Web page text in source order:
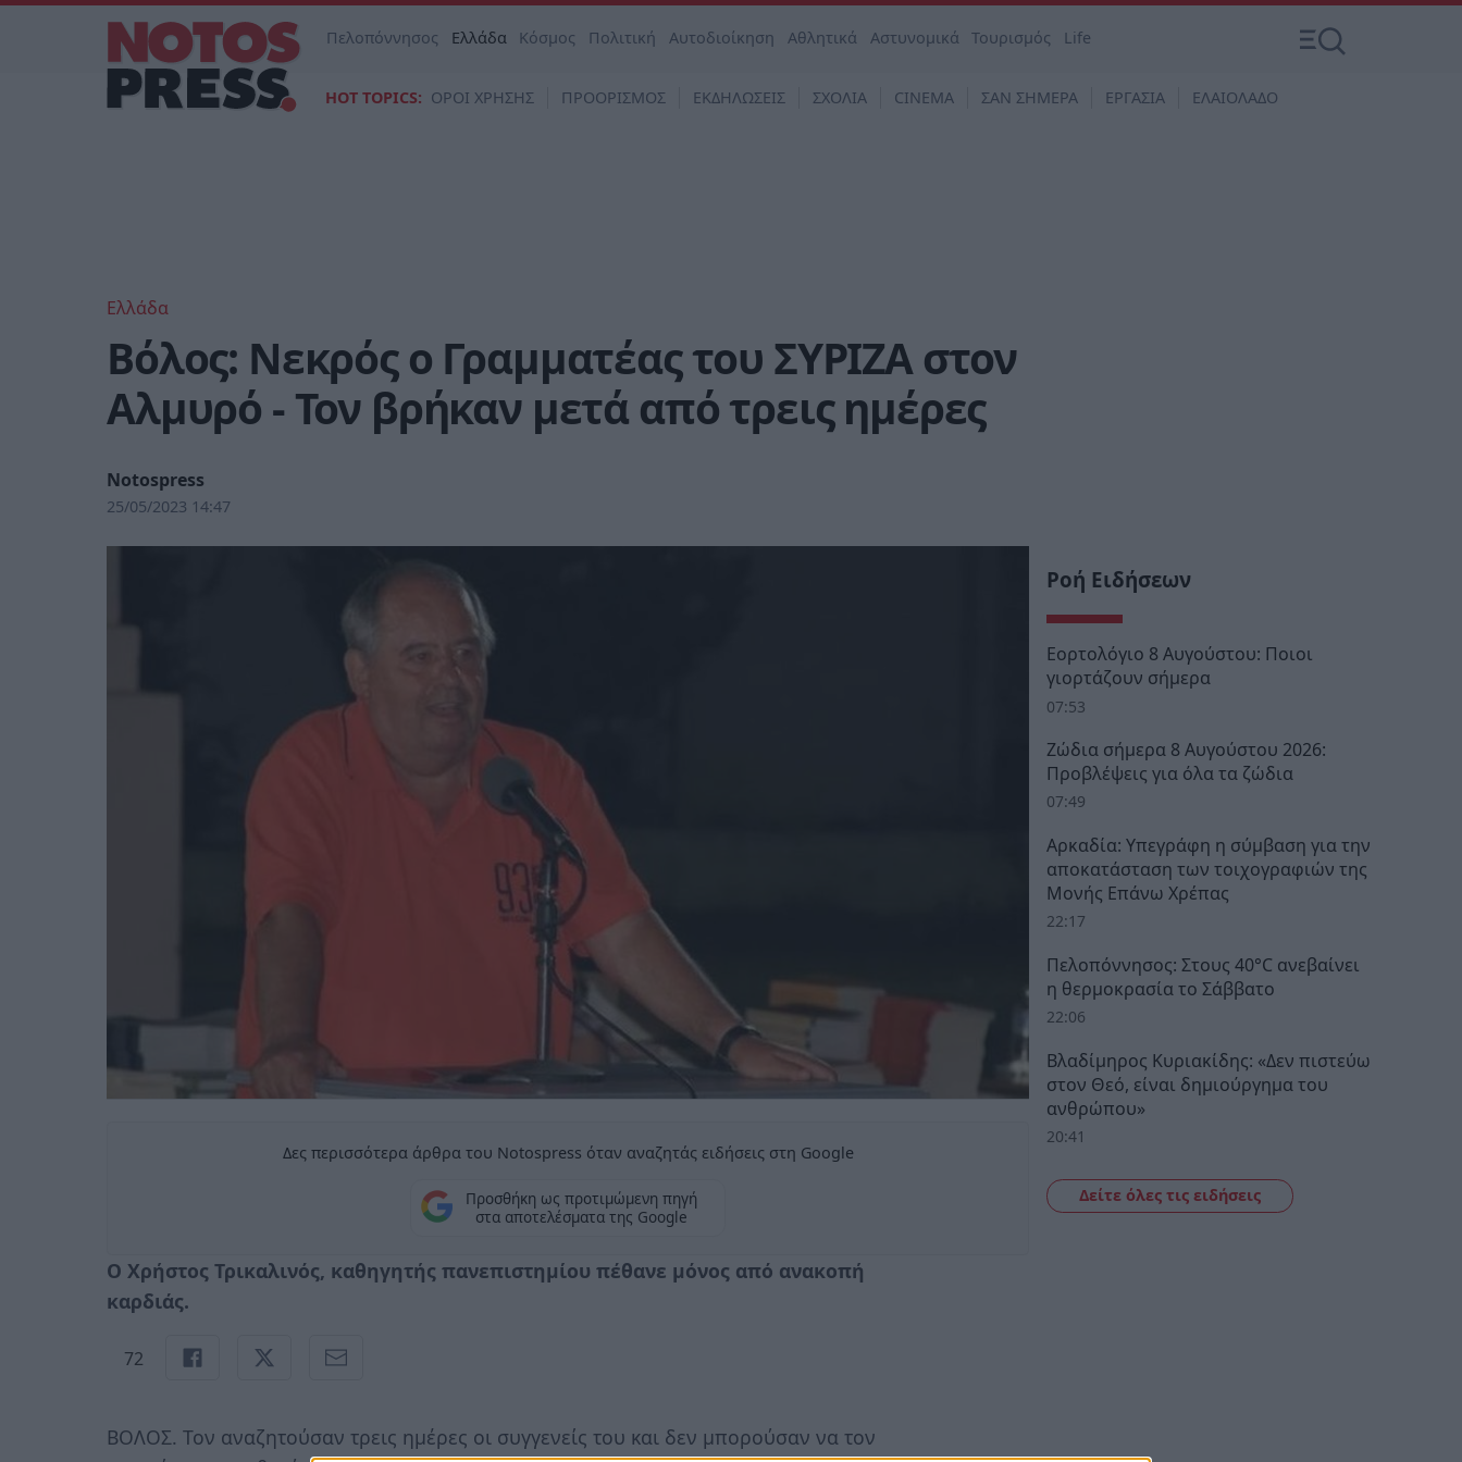
Πελοπόννησος Ελλάδα Κόσμος Πολιτική Αυτοδιοίκηση Αθλητικά Αστυνομικά Τουρισμός Life
HOT TOPICS: ΟΡΟΙ ΧΡΗΣΗΣ ΠΡΟΟΡΙΣΜΟΣ ΕΚΔΗΛΩΣΕΙΣ ΣΧΟΛΙΑ CINEMA ΣΑΝ ΣΗΜΕΡΑ ΕΡΓΑΣΙΑ ΕΛΑΙΟΛΑΔΟ
Ελλάδα
Βόλος: Νεκρός ο Γραμματέας του ΣΥΡΙΖΑ στον
Αλμυρό - Τον βρήκαν μετά από τρεις ημέρες
Notospress
25/05/2023 14:47
Δες περισσότερα άρθρα του Notospress όταν αναζητάς ειδήσεις στη Google
Προσθήκη ως προτιμώμενη πηγή
στα αποτελέσματα της Google
Ο Χρήστος Τρικαλινός, καθηγητής πανεπιστημίου πέθανε μόνος από ανακοπή
καρδιάς.
72
ΒΟΛΟΣ. Τον αναζητούσαν τρεις ημέρες οι συγγενείς του και δεν μπορούσαν να τον
Ροή Ειδήσεων
Εορτολόγιο 8 Αυγούστου: Ποιοι
γιορτάζουν σήμερα
07:53
Ζώδια σήμερα 8 Αυγούστου 2026:
Προβλέψεις για όλα τα ζώδια
07:49
Αρκαδία: Υπεγράφη η σύμβαση για την
αποκατάσταση των τοιχογραφιών της
Μονής Επάνω Χρέπας
22:17
Πελοπόννησος: Στους 40°C ανεβαίνει
η θερμοκρασία το Σάββατο
22:06
Βλαδίμηρος Κυριακίδης: «Δεν πιστεύω
στον Θεό, είναι δημιούργημα του
ανθρώπου»
20:41
Δείτε όλες τις ειδήσεις